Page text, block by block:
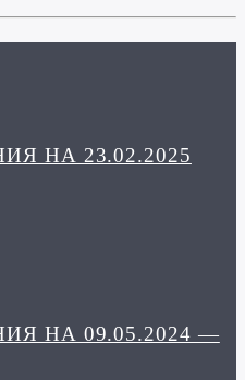
НА 23.02.2025
НА 09.05.2024 —